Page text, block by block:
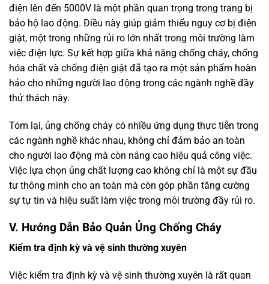
điện lên đến 5000V là một phần quan trọng trong trang bị
bảo hộ lao động. Điều này giúp giảm thiểu nguy cơ bị điện
giật, một trong những rủi ro lớn nhất trong môi trường làm
việc điện lực. Sự kết hợp giữa khả năng chống cháy, chống
hóa chất và chống điện giật đã tạo ra một sản phẩm hoàn
hảo cho những người lao động trong các ngành nghề đầy
thử thách này.
Tóm lại, ủng chống cháy có nhiều ứng dụng thực tiễn trong
các ngành nghề khác nhau, không chỉ đảm bảo an toàn
cho người lao động mà còn nâng cao hiệu quả công việc.
Việc lựa chọn ủng chất lượng cao không chỉ là một sự đầu
tư thông minh cho an toàn mà còn góp phần tăng cường
sự tự tin và hiệu suất làm việc trong môi trường đầy rủi ro.
V. Hướng Dẫn Bảo Quản Ủng Chống Cháy
Kiểm tra định kỳ và vệ sinh thường xuyên
Việc kiểm tra định kỳ và vệ sinh thường xuyên là rất quan